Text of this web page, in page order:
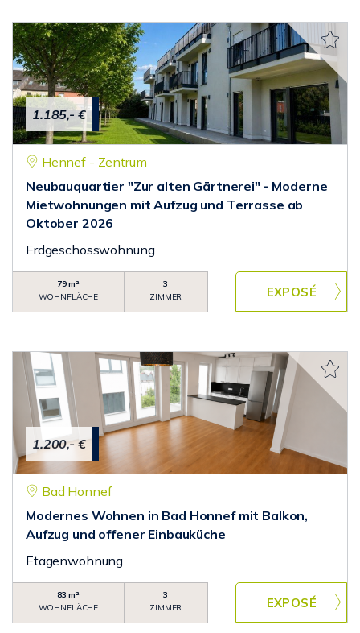
1.185,- €
Hennef - Zentrum
Neubauquartier "Zur alten Gärtnerei" - Moderne
Mietwohnungen mit Aufzug und Terrasse ab
Oktober 2026
Erdgeschosswohnung
79 m²
WOHNFLÄCHE
3
ZIMMER
1.200,- €
Bad Honnef
Modernes Wohnen in Bad Honnef mit Balkon,
Aufzug und offener Einbauküche
Etagenwohnung
83 m²
WOHNFLÄCHE
3
ZIMMER